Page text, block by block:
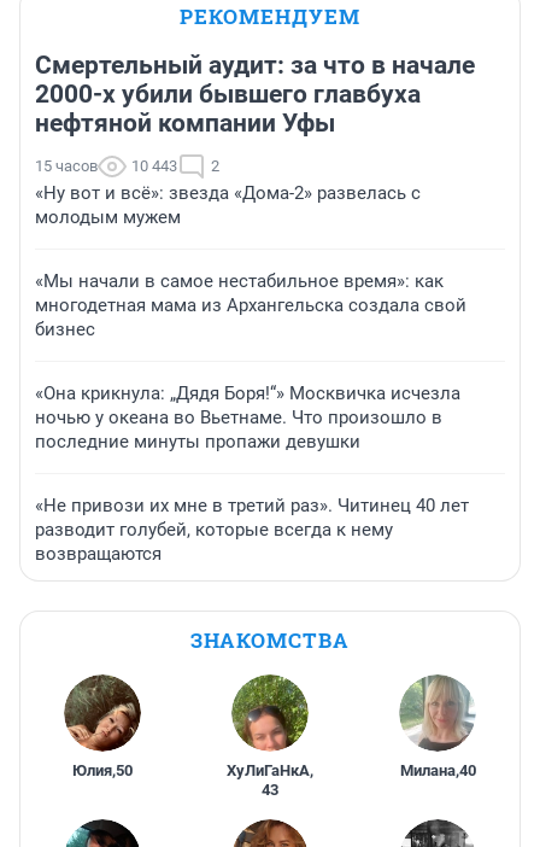
РЕКОМЕНДУЕМ
Смертельный аудит: за что в начале
2000-х убили бывшего главбуха
нефтяной компании Уфы
15 часов 10 443 2
«Ну вот и всё»: звезда «Дома-2» развелась с
молодым мужем
«Мы начали в самое нестабильное время»: как
многодетная мама из Архангельска создала свой
бизнес
«Она крикнула: „Дядя Боря!“» Москвичка исчезла
ночью у океана во Вьетнаме. Что произошло в
последние минуты пропажи девушки
«Не привози их мне в третий раз». Читинец 40 лет
разводит голубей, которые всегда к нему
возвращаются
ЗНАКОМСТВА
Юлия,50 ХуЛиГаНкА,
43
Милана,40